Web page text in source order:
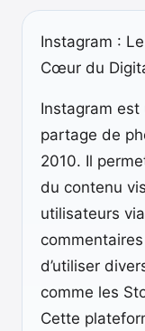
Instagram :
Cœur du
Instagram est
partage de
2010. Il
du contenu
utilisateurs
d’utiliser
comme les
Cette